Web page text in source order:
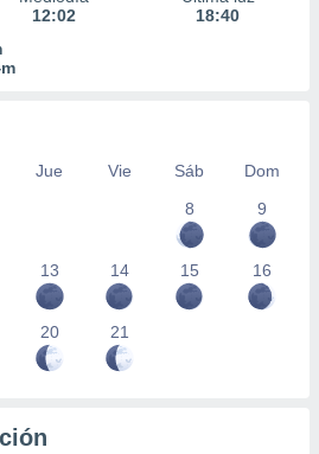
12:02
18:40
Jue Vie Sáb
Dom
8
9
13 14 15 16
20 21